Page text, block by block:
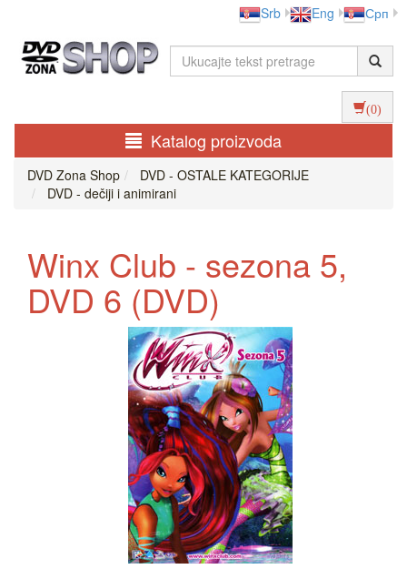
Srb Eng Срп
(0)
Katalog proizvoda
DVD Zona Shop
DVD - OSTALE KATEGORIJE
DVD - dečiji i animirani
Winx Club - sezona 5,
DVD 6 (DVD)